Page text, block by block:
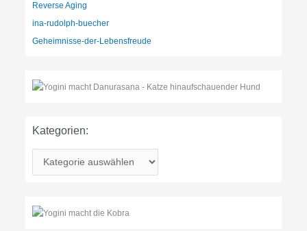
Reverse Aging
ina-rudolph-buecher
Geheimnisse-der-Lebensfreude
Kategorien:
g